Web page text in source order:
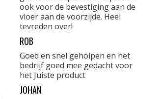
ook voor de bevestiging aan de
vloer aan de voorzijde. Heel
tevreden over!
ROB
Goed en snel geholpen en het
bedrijf goed mee gedacht voor
het Juiste product
JOHAN